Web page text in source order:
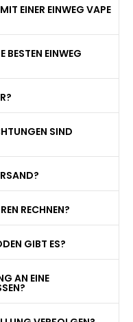
EINER EINWEG VAPE
BESTEN EINWEG
SIND
RECHNEN?
GIBT ES?
AN EINE